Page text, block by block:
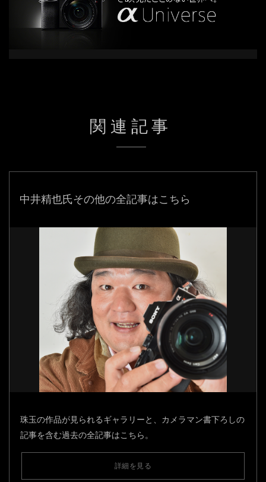
関連記事
中井精也氏その他の全記事はこちら
珠玉の作品が見られるギャラリーと、カメラマン書下ろしの
記事を含む過去の全記事はこちら。
詳細を見る